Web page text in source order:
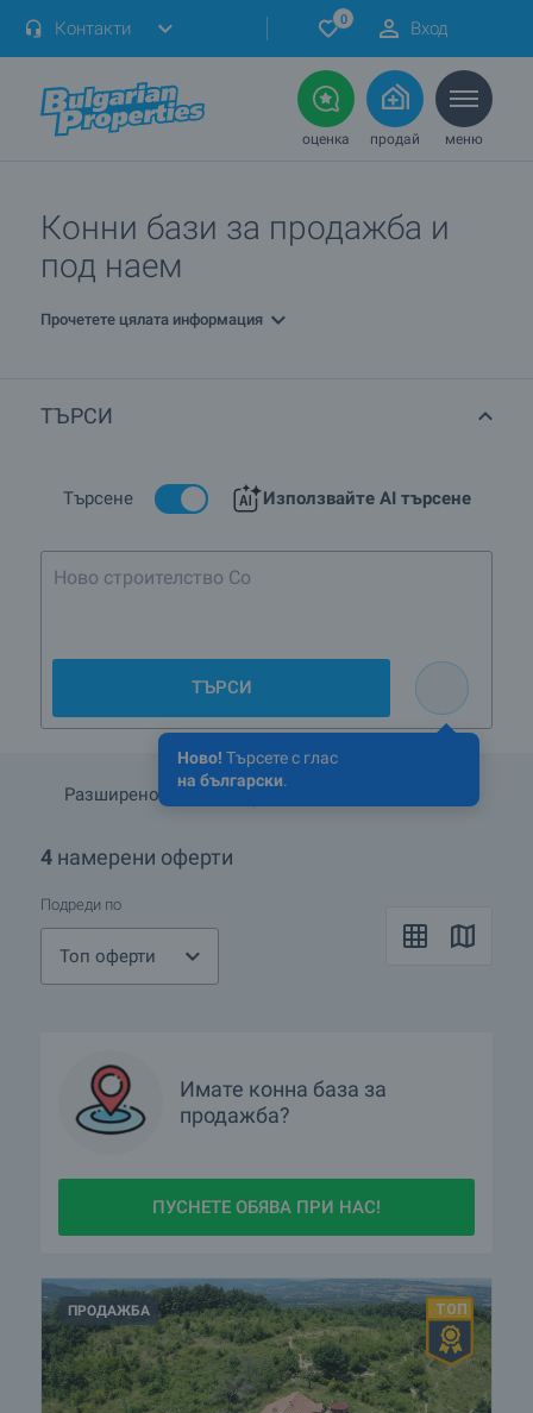
Контакти 0 Вход
оценка продай меню
Конни бази за продажба и
под наем
Прочетете цялата информация
ТЪРСИ
Търсене Използвайте AI търсене
Ново! Търсете с глас
на български.
Ново строителство София до 200 0
ТЪРСИ
Разширено търсене
4 намерени оферти
Подреди по
Топ оферти
Имате конна база за
продажба?
ПУСНЕТЕ ОБЯВА ПРИ НАС!
ПРОДАЖБА